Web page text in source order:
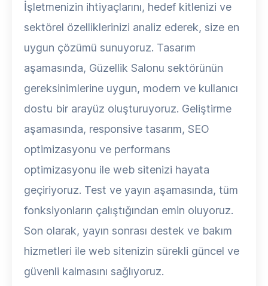
İşletmenizin ihtiyaçlarını, hedef kitlenizi ve
sektörel özelliklerinizi analiz ederek, size en
uygun çözümü sunuyoruz. Tasarım
aşamasında, Güzellik Salonu sektörünün
gereksinimlerine uygun, modern ve kullanıcı
dostu bir arayüz oluşturuyoruz. Geliştirme
aşamasında, responsive tasarım, SEO
optimizasyonu ve performans
optimizasyonu ile web sitenizi hayata
geçiriyoruz. Test ve yayın aşamasında, tüm
fonksiyonların çalıştığından emin oluyoruz.
Son olarak, yayın sonrası destek ve bakım
hizmetleri ile web sitenizin sürekli güncel ve
güvenli kalmasını sağlıyoruz.